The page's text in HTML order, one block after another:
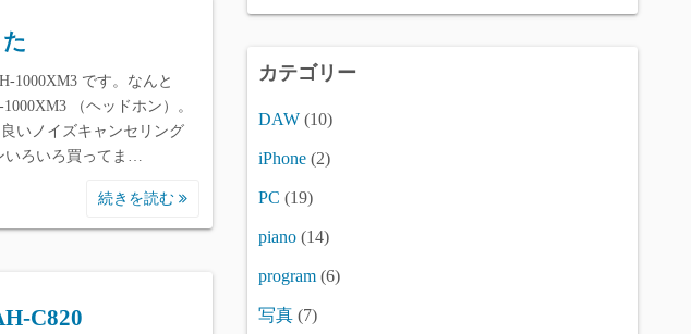
1000XM3 です。なんと
（ヘッドホン）。
いノイズキャンセリング
いろいろ買ってま…
続きを読む
C820
カテゴリー
DAW (10)
iPhone (2)
PC (19)
piano (14)
program (6)
写真 (7)